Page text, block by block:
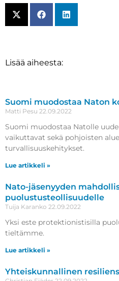
Lisää aiheesta:
Suomi muodostaa Naton
Matti Pesu 22.09.2022
Suomi muodostaa Natolle
vaikuttavat sekä pohjoisten
turvallisuuskehitykset.
Lue artikkeli »
Nato-jäsenyyden
puolustusteollisuudelle
Tuija Karanko 22.09.2022
Yksi este protektionistisilla
tieltämme.
Lue artikkeli »
Yhteiskunnallinen